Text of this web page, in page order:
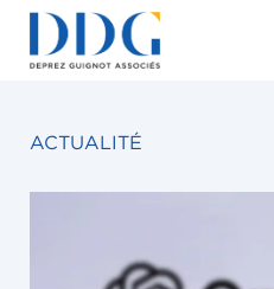
ACTUALITÉ